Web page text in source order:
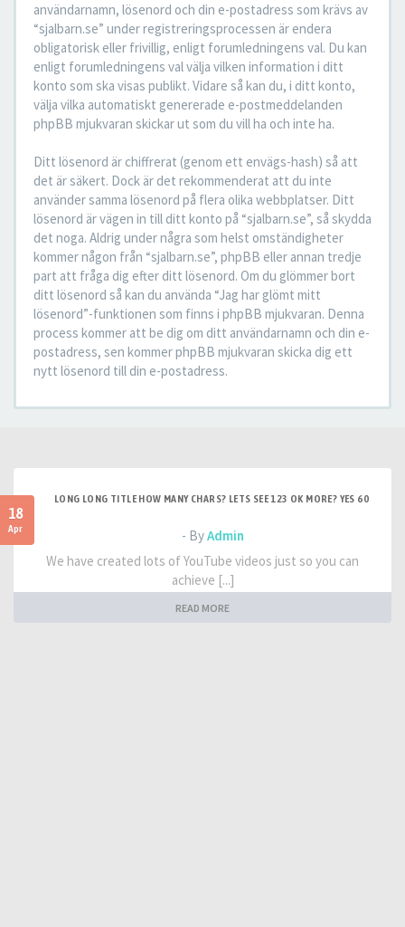
användarnamn, lösenord och din e-postadress som krävs av
“sjalbarn.se” under registreringsprocessen är endera
obligatorisk eller frivillig, enligt forumledningens val. Du kan
enligt forumledningens val välja vilken information i ditt
konto som ska visas publikt. Vidare så kan du, i ditt konto,
välja vilka automatiskt genererade e-postmeddelanden
phpBB mjukvaran skickar ut som du vill ha och inte ha.
Ditt lösenord är chiffrerat (genom ett envägs-hash) så att
det är säkert. Dock är det rekommenderat att du inte
använder samma lösenord på flera olika webbplatser. Ditt
lösenord är vägen in till ditt konto på “sjalbarn.se”, så skydda
det noga. Aldrig under några som helst omständigheter
kommer någon från “sjalbarn.se”, phpBB eller annan tredje
part att fråga dig efter ditt lösenord. Om du glömmer bort
ditt lösenord så kan du använda “Jag har glömt mitt
lösenord”-funktionen som finns i phpBB mjukvaran. Denna
process kommer att be dig om ditt användarnamn och din e-
postadress, sen kommer phpBB mjukvaran skicka dig ett
nytt lösenord till din e-postadress.
18
Apr
LONG LONG TITLE HOW MANY CHARS? LETS SEE 123 OK MORE? YES 60
- ByAdmin
We have created lots of YouTube videos just so you can
achieve [...]
READ MORE